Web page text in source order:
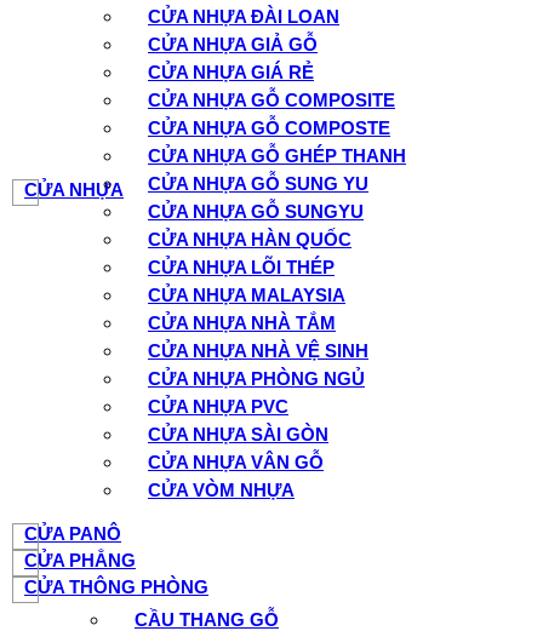
CỬA NHỰA
CỬA NHỰA ĐÀI LOAN
CỬA NHỰA GIẢ GỖ
CỬA NHỰA GIÁ RẺ
CỬA NHỰA GỖ COMPOSITE
CỬA NHỰA GỖ COMPOSTE
CỬA NHỰA GỖ GHÉP THANH
CỬA NHỰA GỖ SUNG YU
CỬA NHỰA GỖ SUNGYU
CỬA NHỰA HÀN QUỐC
CỬA NHỰA LÕI THÉP
CỬA NHỰA MALAYSIA
CỬA NHỰA NHÀ TẮM
CỬA NHỰA NHÀ VỆ SINH
CỬA NHỰA PHÒNG NGỦ
CỬA NHỰA PVC
CỬA NHỰA SÀI GÒN
CỬA NHỰA VÂN GỖ
CỬA VÒM NHỰA
CỬA PANÔ
CỬA PHẲNG
CỬA THÔNG PHÒNG
CẦU THANG GỖ